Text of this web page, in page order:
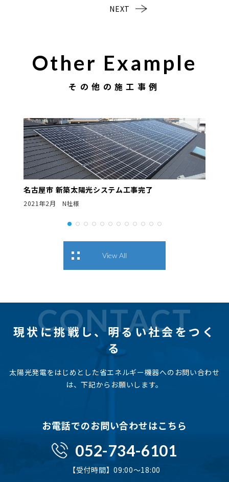
NEXT
Other Example
その他の施工事例
名古屋市 新築太陽光システム工事完了
2021年2月 N社様
View All
CONTACT
現状に挑戦し、明るい社会をつく
る
太陽光発電をはじめとした省エネルギー機器へのお問い合わせ
は、下記からお願いします。
お電話でのお問い合わせはこちら
052-734-6101
【受付時間】09:00〜18:00